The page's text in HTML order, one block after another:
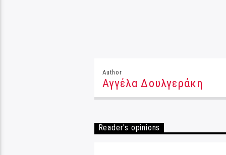
Author
Αγγέλα Δουλγεράκη
Reader's opinions